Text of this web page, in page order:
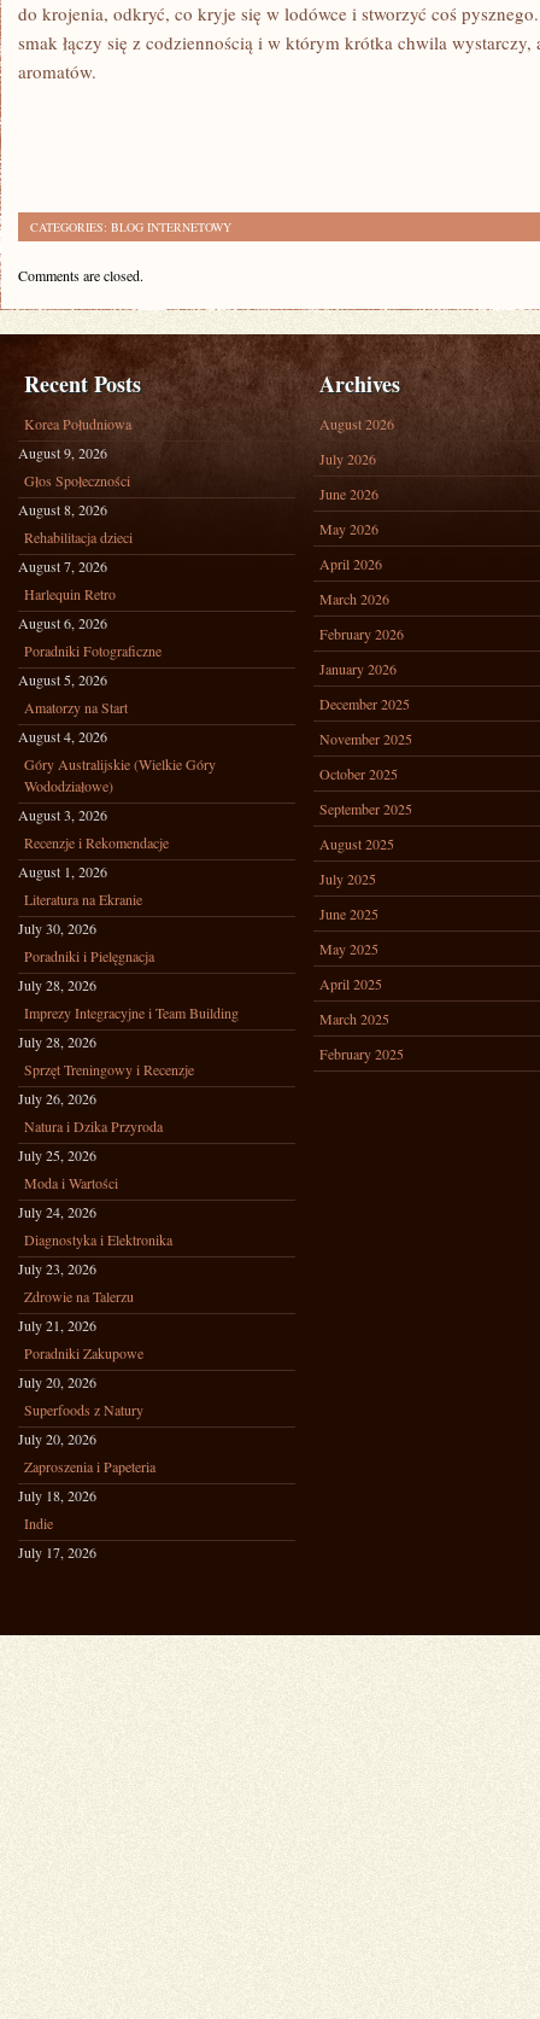
do krojenia, odkryć, co kryje się w lodówce i stworzyć coś
smak łączy się z codziennością i w którym krótka chwila wystarczy,
aromatów.
CATEGORIES: BLOG INTERNETOWY
Comments are closed.
Recent Posts
Korea Południowa
August 9, 2026
Głos Społeczności
August 8, 2026
Rehabilitacja dzieci
August 7, 2026
Harlequin Retro
August 6, 2026
Poradniki Fotograficzne
August 5, 2026
Amatorzy na Start
August 4, 2026
Góry Australijskie (Wielkie Góry
Wododziałowe)
August 3, 2026
Recenzje i Rekomendacje
August 1, 2026
Literatura na Ekranie
July 30, 2026
Poradniki i Pielęgnacja
July 28, 2026
Imprezy Integracyjne i Team Building
July 28, 2026
Sprzęt Treningowy i Recenzje
July 26, 2026
Natura i Dzika Przyroda
July 25, 2026
Moda i Wartości
July 24, 2026
Diagnostyka i Elektronika
July 23, 2026
Zdrowie na Talerzu
July 21, 2026
Poradniki Zakupowe
July 20, 2026
Superfoods z Natury
July 20, 2026
Zaproszenia i Papeteria
July 18, 2026
Indie
July 17, 2026
Archives
August 2026
July 2026
June 2026
May 2026
April 2026
March 2026
February 2026
January 2026
December 2025
November 2025
October 2025
September 2025
August 2025
July 2025
June 2025
May 2025
April 2025
March 2025
February 2025